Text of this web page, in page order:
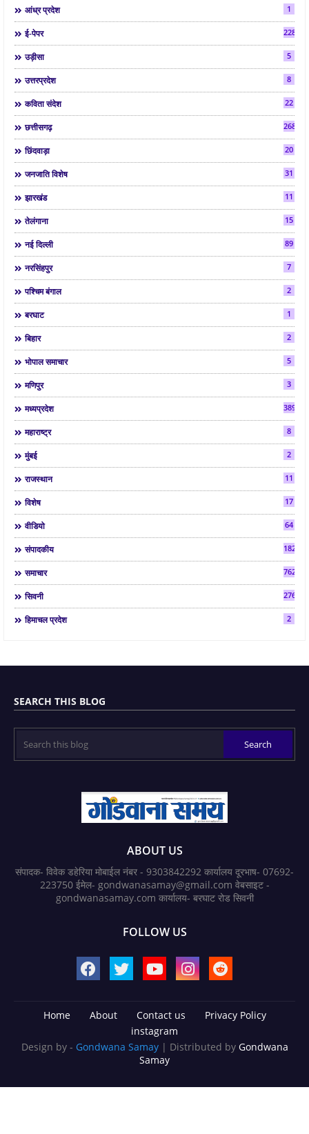
आंध्र प्रदेश 1
ई-पेपर 2286
उड़ीसा 5
उत्तरप्रदेश 8
कविता संदेश 22
छत्तीसगढ़ 268
छिंदवाड़ा 20
जनजाति विशेष 31
झारखंड 11
तेलंगाना 15
नई दिल्ली 89
नरसिंहपुर 7
पश्चिम बंगाल 2
बरघाट 1
बिहार 2
भोपाल समाचार 5
मणिपुर 3
मध्यप्रदेश 3892
महाराष्ट्र 8
मुंबई 2
राजस्थान 11
विशेष 17
वीडियो 64
संपादकीय 182
समाचार 7624
सिवनी 2763
हिमाचल प्रदेश 2
SEARCH THIS BLOG
ABOUT US
संपादक- विवेक डहेरिया मोबाईल नंबर - 9303842292 कार्यालय दूरभाष- 07692-
223750 ईमेल- gondwanasamay@gmail.com वेबसाइट -
gondwanasamay.com कार्यालय- बरघाट रोड सिवनी
FOLLOW US
Home About Contact us
Privacy Policy
instagram
Design by - Gondwana Samay | Distributed by Gondwana
Samay